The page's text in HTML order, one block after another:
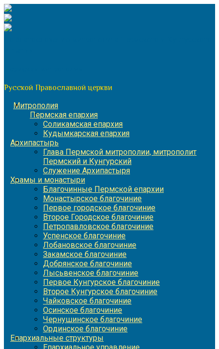
Перейти
к
содержимому
Русской Православной церкви
Митрополия
Пермская епархия
Соликамская епархия
Кудымкарская епархия
Архипастырь
Глава Пермской митрополии, митрополит
Пермский и Кунгурский
Служение Архипастыря
Храмы и монастыри
Благочинные Пермской епархии
Монастырское благочиние
Первое городское благочиние
Второе Городское благочиние
Петропавловское благочиние
Успенское благочиние
Лобановское благочиние
Закамское благочиние
Добрянское благочиние
Лысьвенское благочиние
Первое Кунгурское благочиние
Второе Кунгурское благочиние
Чайковское благочиние
Осинское благочиние
Чернушинское благочиние
Ординское благочиние
Епархиальные структуры